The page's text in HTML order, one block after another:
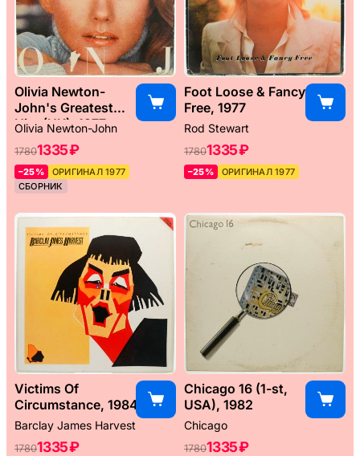
Olivia Newton-
John's Greatest
Hits (UK), 1977
Olivia Newton-John
17801335 ₽
–25%
ОРИГИНАЛ 1977
СБОРНИК
Foot Loose & Fancy
Free, 1977
Rod Stewart
17801335 ₽
–25% ОРИГИНАЛ 1977
Victims Of
Circumstance, 1984
Barclay James Harvest
17801335 ₽
Chicago 16 (1-st,
USA), 1982
Chicago
17801335 ₽